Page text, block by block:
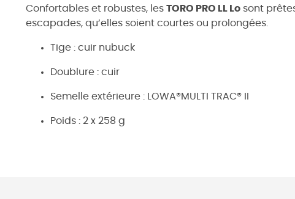
Confortables et robustes, les TORO PRO LL Lo sont
escapades, qu’elles soient courtes ou prolongées.
Tige : cuir nubuck
Doublure : cuir
Semelle extérieure : LOWA®MULTI TRAC® II
Poids : 2 x 258 g